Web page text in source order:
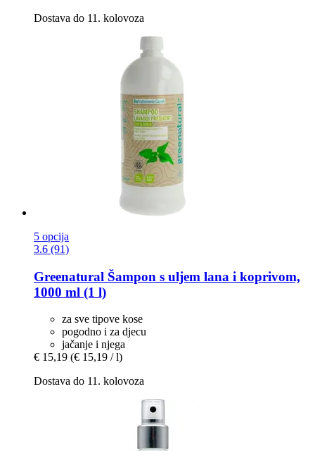
Dostava do 11. kolovoza
5 opcija
3.6 (91)
Greenatural Šampon s uljem lana i koprivom,
1000 ml (1 l)
za sve tipove kose
pogodno i za djecu
jačanje i njega
€ 15,19 (€ 15,19 / l)
Dostava do 11. kolovoza